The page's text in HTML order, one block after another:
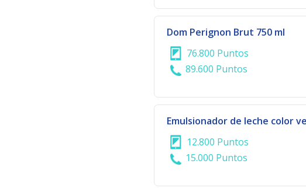
Dom Perignon Brut 750 ml
76.800 Puntos
89.600 Puntos
12.800 Puntos
15.000 Puntos